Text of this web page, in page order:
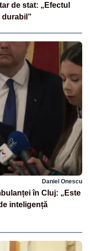
de stat: „Efectul
Daniel Onescu
în Cluj: „Este
inteligență